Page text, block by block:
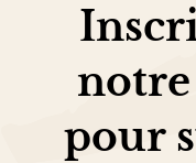
pour